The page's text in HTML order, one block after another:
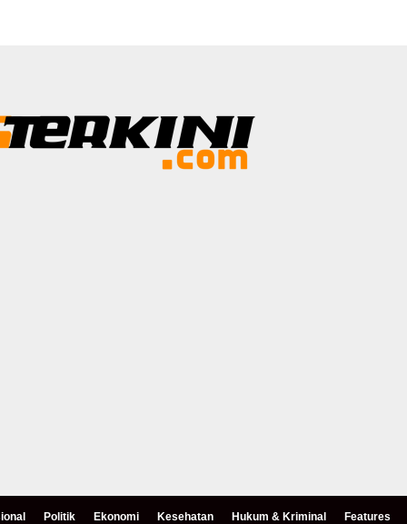
Politik Ekonomi Kesehatan Hukum & Kriminal Features